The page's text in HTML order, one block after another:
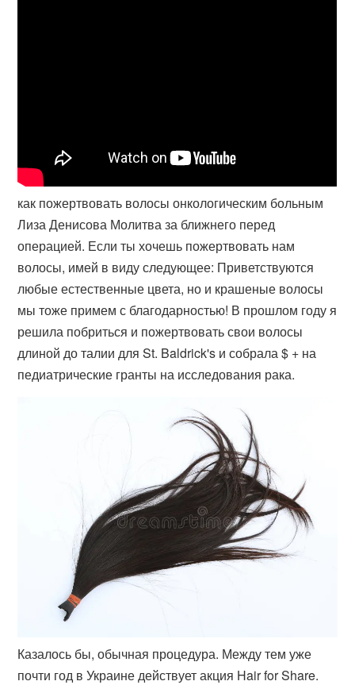
как пожертвовать волосы онкологическим больным
Лиза Денисова Молитва за ближнего перед
операцией. Если ты хочешь пожертвовать нам
волосы, имей в виду следующее: Приветствуются
любые естественные цвета, но и крашеные волосы
мы тоже примем с благодарностью! В прошлом году я
решила побриться и пожертвовать свои волосы
длиной до талии для St. Baldrick's и собрала $ + на
педиатрические гранты на исследования рака.
Казалось бы, обычная процедура. Между тем уже
почти год в Украине действует акция Hair for Share.